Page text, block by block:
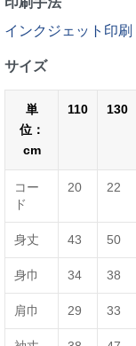
インクジェット印刷
サイズ
単
位：
cm
110 130
コー
ド
20 22
身丈 43 50
身巾 34 38
肩巾 29 33